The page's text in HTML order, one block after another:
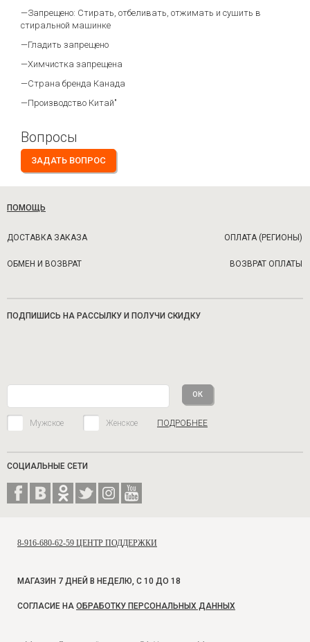
—Запрещено: Стирать, отбеливать, отжимать и сушить в
стиральной машинке
—Гладить запрещено
—Химчистка запрещена
—Страна бренда Канада
—Производство Китай"
Вопросы
ЗАДАТЬ ВОПРОС
ПОМОЩЬ
ДОСТАВКА ЗАКАЗА ОПЛАТА (РЕГИОНЫ)
ОБМЕН И ВОЗВРАТ ВОЗВРАТ ОПЛАТЫ
ПОДПИШИСЬ НА РАССЫЛКУ И ПОЛУЧИ СКИДКУ
Мужское Женское ПОДРОБНЕЕ
СОЦИАЛЬНЫЕ СЕТИ
8-916-680-62-59 ЦЕНТР ПОДДЕРЖКИ
МАГАЗИН 7 ДНЕЙ В НЕДЕЛЮ, С 10 ДО 18
СОГЛАСИЕ НА ОБРАБОТКУ ПЕРСОНАЛЬНЫХ ДАННЫХ